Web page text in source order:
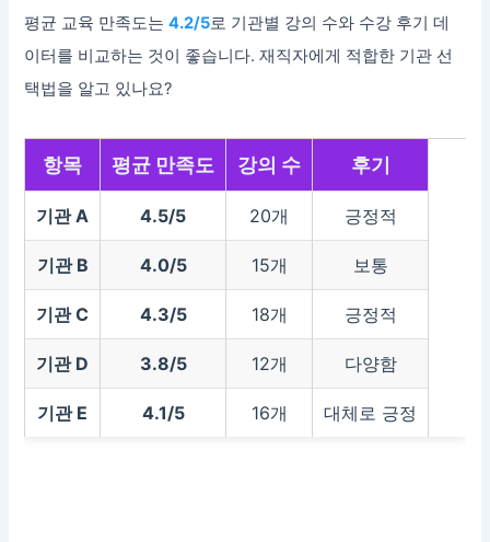
평균 교육 만족도는4.2/5로 기관별 강의 수와 수강 후기 데
이터를 비교하는 것이 좋습니다. 재직자에게 적합한 기관 선
택법을 알고 있나요?
항목 평균 만족도 강의 수 후기
기관 A 4.5/5 20개 긍정적
기관 B 4.0/5 15개 보통
기관 C 4.3/5 18개 긍정적
기관 D 3.8/5 12개 다양함
기관 E 4.1/5 16개 대체로 긍정